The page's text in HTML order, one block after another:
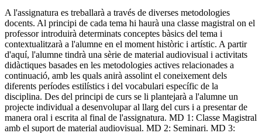
A l'assignatura es treballarà a través de diverses metodologies
docents. Al principi de cada tema hi haurà una classe magistral on el
professor introduirà determinats conceptes bàsics del tema i
contextualitzarà a l'alumne en el moment històric i artístic. A partir
d'aquí, l'alumne tindrà una sèrie de material audiovisual i activitats
didàctiques basades en les metodologies actives relacionades a
continuació, amb les quals anirà assolint el coneixement dels
diferents períodes estilístics i del vocabulari específic de la
disciplina. Des del principi de curs se li plantejarà a l'alumne un
projecte individual a desenvolupar al llarg del curs i a presentar de
manera oral i escrita al final de l'assignatura. MD 1: Classe Magistral
amb el suport de material audiovisual. MD 2: Seminari. MD 3: